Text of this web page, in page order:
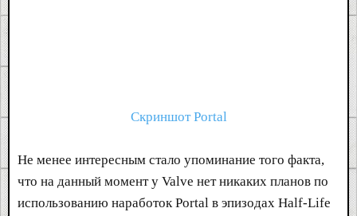
Скриншот Portal
Не менее интересным стало упоминание того факта,
что на данный момент у Valve нет никаких планов по
использованию наработок Portal в эпизодах Half-Life